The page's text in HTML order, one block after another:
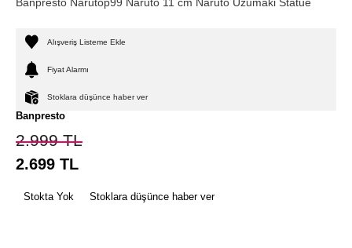
Banpresto Narutop99 Naruto 11 cm Naruto Uzumaki Statue
Alışveriş Listeme Ekle
Fiyat Alarmı
Stoklara düşünce haber ver
Banpresto
2.999TL
2.699 TL
Stokta Yok Stoklara düşünce haber ver